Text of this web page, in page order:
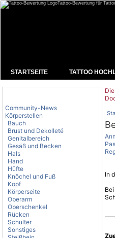
Tattoo-Bewertung für
STARTSEITE TATTOO
Community-News
Körperstellen
Bauch
Brust und Dekolleté
Genitalbereich
Gesäß und Becken
Hals
Hand
Hüfte
Knöchel und Fuß
Kopf
Körperseite
Oberarm
Oberschenkel
Rücken
Schulter
Sonstiges
In